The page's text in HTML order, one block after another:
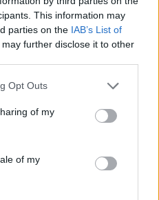
This information may
parties on the IAB’s List of
may further disclose it to other
uses one or more Google
behaviour. You may click to
and its third-party tags to
purposes in below Google
Opt Outs
of my
of my